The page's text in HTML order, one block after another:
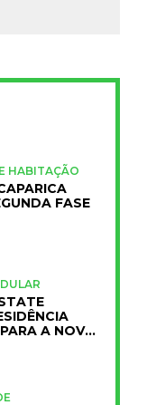
HABITAÇÃO
FASE
A NOVA